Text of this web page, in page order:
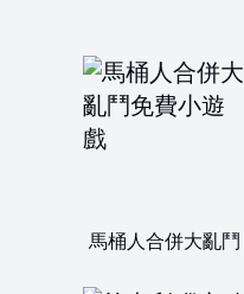
馬桶人合併大亂鬥